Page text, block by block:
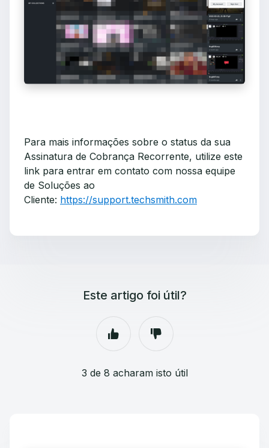
Para mais informações sobre o status da sua
Assinatura de Cobrança Recorrente, utilize este
link para entrar em contato com nossa equipe
de Soluções ao
Cliente: https://support.techsmith.com
Este artigo foi útil?
3 de 8 acharam isto útil